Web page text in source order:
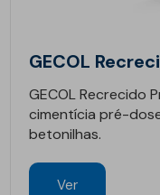
GECOL
GECOL Recrecido
cimentícia pré-
betonilhas.
Ver